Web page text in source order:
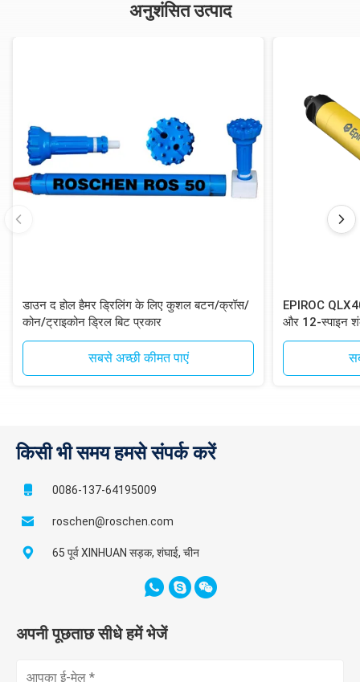
अनुशंसित उत्पाद
डाउन द होल हैमर ड्रिलिंग के लिए कुशल बटन/क्रॉस/
कोन/ट्राइकोन ड्रिल बिट प्रकार
सबसे अच्छी कीमत पाएं
EPIROC
और 12-स्पाइन
ड्रिलिंग के लिए
किसी भी समय हमसे संपर्क करें
0086-137-64195009
roschen@roschen.com
65 पूर्व XINHUAN सड़क, शंघाई, चीन
अपनी पूछताछ सीधे हमें भेजें